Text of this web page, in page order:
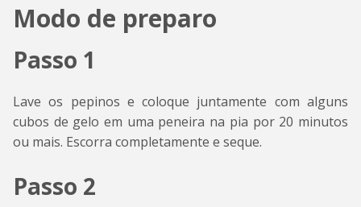
Modo de preparo
Passo 1
Lave os pepinos e coloque juntamente com alguns
cubos de gelo em uma peneira na pia por 20 minutos
ou mais. Escorra completamente e seque.
Passo 2